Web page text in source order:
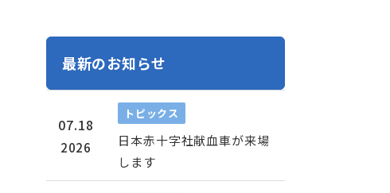
最新のお知らせ
07.18
2026
トピックス
日本赤十字社献血車が来場
します